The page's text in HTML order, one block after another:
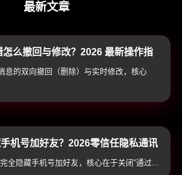
最新文章
么撤回与修改？2026 最新操作指
技巧
息的双向撤回（删除）与实时修改，核心
机号加好友？2026零信任隐私通讯
全隐藏手机号加好友，核心在于关闭“通过...